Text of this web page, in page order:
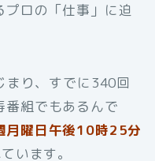
ロの「仕事」に迫
り、すでに340回
組でもあるんで
月曜日午後10時25分
います。